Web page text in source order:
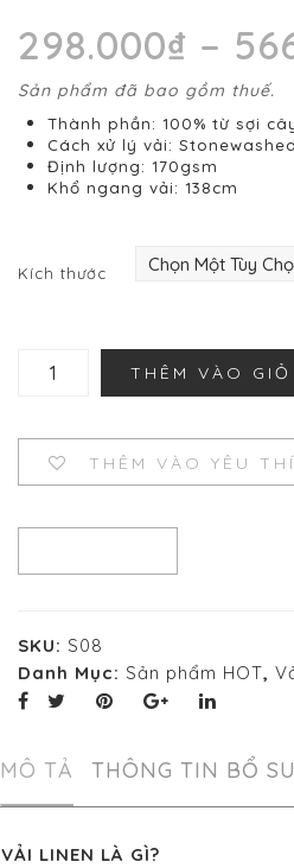
298.000₫ –
Sản phẩm đã bao gồm thuế.
Thành phần: 100% từ sợi
Cách xử lý vải: Stonewashed
Định lượng: 170gsm
Khổ ngang vải: 138cm
Kích thước
lanh
S08
lượng
THÊM VÀO GIỎ
THÊM VÀO YÊU
SKU: S08
Danh Mục: Sản phẩm HOT,
MÔ TẢ THÔNG TIN BỔ
VẢI LINEN LÀ GÌ?